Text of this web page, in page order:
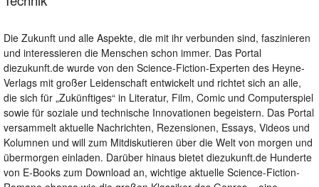
Die Zukunft und alle Aspekte, die mit ihr verbunden sind, faszinieren
und interessieren die Menschen schon immer. Das Portal
diezukunft.de wurde von den Science-Fiction-Experten des Heyne-
Verlags mit großer Leidenschaft entwickelt und richtet sich an alle,
die sich für „Zukünftiges“ in Literatur, Film, Comic und Computerspiel
sowie für soziale und technische Innovationen begeistern. Das Portal
versammelt aktuelle Nachrichten, Rezensionen, Essays, Videos und
Kolumnen und will zum Mitdiskutieren über die Welt von morgen und
übermorgen einladen. Darüber hinaus bietet diezukunft.de Hunderte
von E-Books zum Download an, wichtige aktuelle Science-Fiction-